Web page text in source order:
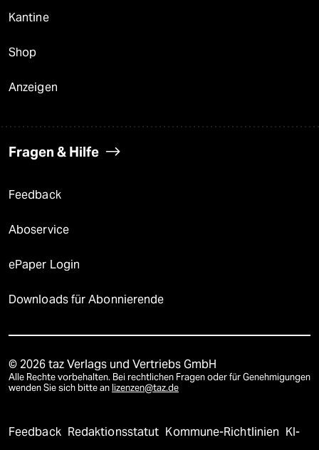
Kantine
Shop
Anzeigen
Fragen & Hilfe
Feedback
Aboservice
ePaper Login
Downloads für Abonnierende
© 2026 taz Verlags und Vertriebs GmbH
Alle Rechte vorbehalten. Bei rechtlichen Fragen oder für Genehmigungen
wenden Sie sich bitte an lizenzen@taz.de
Feedback Redaktionsstatut Kommune-Richtlinien KI-